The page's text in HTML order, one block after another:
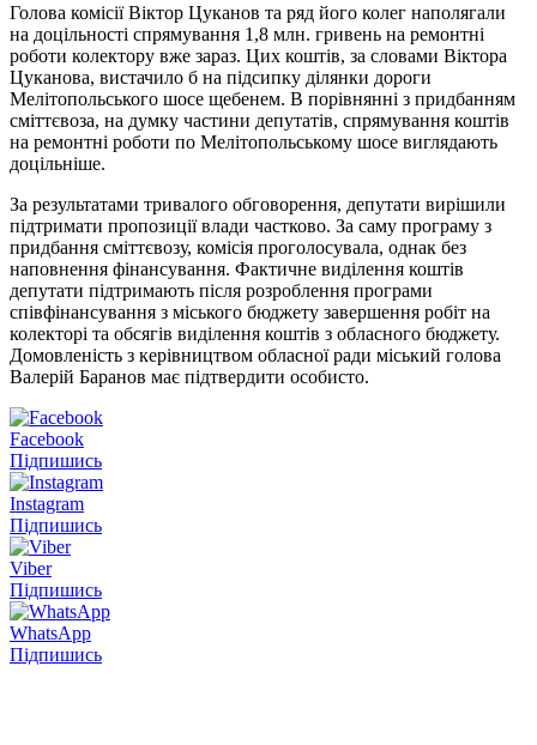
Голова комісії Віктор Цуканов та ряд його колег наполягали
на доцільності спрямування 1,8 млн. гривень на ремонтні
роботи колектору вже зараз. Цих коштів, за словами Віктора
Цуканова, вистачило б на підсипку ділянки дороги
Мелітопольського шосе щебенем. В порівнянні з придбанням
сміттєвоза, на думку частини депутатів, спрямування коштів
на ремонтні роботи по Мелітопольському шосе виглядають
доцільніше.
За результатами тривалого обговорення, депутати вирішили
підтримати пропозиції влади частково. За саму програму з
придбання сміттєвозу, комісія проголосувала, однак без
наповнення фінансування. Фактичне виділення коштів
депутати підтримають після розроблення програми
співфінансування з міського бюджету завершення робіт на
колекторі та обсягів виділення коштів з обласного бюджету.
Домовленість з керівництвом обласної ради міський голова
Валерій Баранов має підтвердити особисто.
Facebook
Підпишись
Instagram
Підпишись
Viber
Підпишись
WhatsApp
Підпишись